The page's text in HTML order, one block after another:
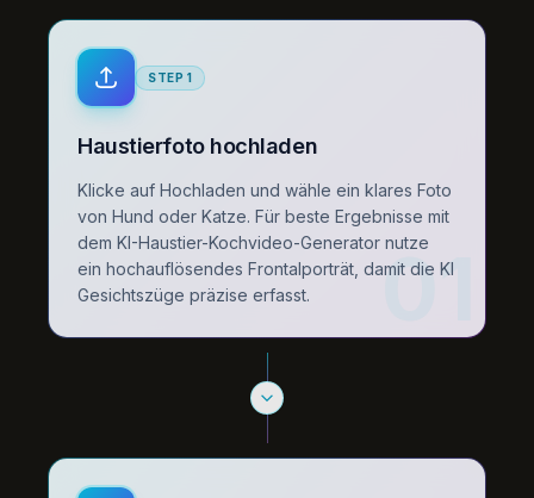
01
STEP 1
Haustierfoto hochladen
Klicke auf Hochladen und wähle ein klares Foto
von Hund oder Katze. Für beste Ergebnisse mit
dem KI-Haustier-Kochvideo-Generator nutze
ein hochauflösendes Frontalporträt, damit die KI
Gesichtszüge präzise erfasst.